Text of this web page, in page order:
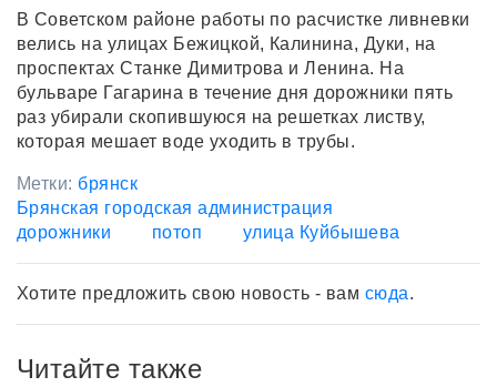
В Советском районе работы по расчистке ливневки
велись на улицах Бежицкой, Калинина, Дуки, на
проспектах Станке Димитрова и Ленина. На
бульваре Гагарина в течение дня дорожники пять
раз убирали скопившуюся на решетках листву,
которая мешает воде уходить в трубы.
Метки: брянск
Брянская городская администрация
дорожники
потоп улица Куйбышева
Хотите предложить свою новость - вам сюда.
Читайте также